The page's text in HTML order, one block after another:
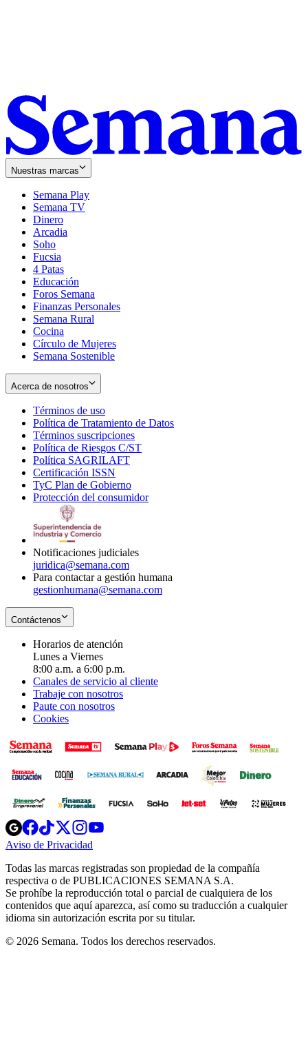
Nuestras marcas
Semana Play
Semana TV
Dinero
Arcadia
Soho
in
new
window
Fucsia
in
new
window
4 Patas
Educación
Foros Semana
Finanzas Personales
Semana Rural
Cocina
Círculo de Mujeres
Semana Sostenible
Acerca de nosotros
Términos de uso
in
new
window
Política de Tratamiento de Datos
Términos suscripciones
in
Política de Riesgos C/ST
Política SAGRILAFT
new
window
Certificación ISSN
in
new
TyC Plan de Gobierno
in
Protección del consumidorOpens
Notificaciones judiciales
juridica@semana.com
Para contactar a gestión humana
gestionhumana@semana.com
Contáctenos
Horarios de atención
Lunes a Viernes
8:00 a.m. a 6:00 p.m.
Canales de servicio al cliente
Trabaje con nosotros
Paute con nosotros
Cookies
Opens
in
new
Opens
in
new
Opens
in
new
window
Opens
new
windowwindow
Aviso de Privacidad
new
window
Todas las marcas registradas son propiedad de la compañía
respectiva o de PUBLICACIONES SEMANA S.A.
Se prohíbe la reproducción total o parcial de cualquiera de los
contenidos que aquí aparezca, así como su traducción a cualquier
idioma sin autorización escrita por su titular.
© 2026 Semana. Todos los derechos reservados.